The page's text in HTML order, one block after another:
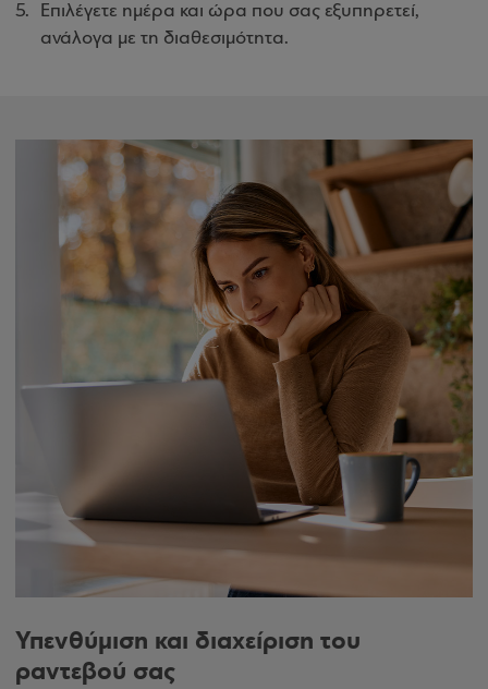
Επιλέγετε ημέρα και ώρα που σας εξυπηρετεί,
ανάλογα με τη διαθεσιμότητα.
Υπενθύμιση και διαχείριση του
ραντεβού σας